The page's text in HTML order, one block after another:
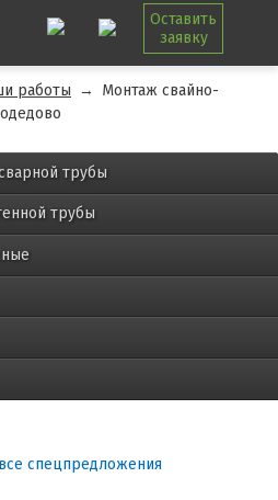
Оставить
заявку
работы →
Монтаж свайно-
трубы
трубы
спецпредложения